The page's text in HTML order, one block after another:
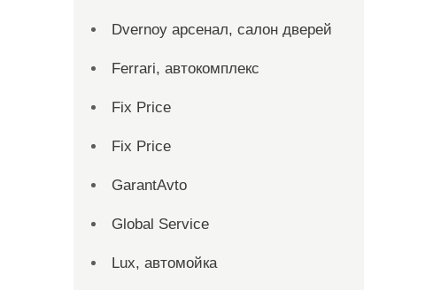
Dvernoy арсенал, салон дверей
Ferrari, автокомплекс
Fix Price
Fix Price
GarantAvto
Global Service
Lux, автомойка